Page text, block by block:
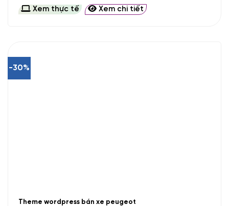
Xem thực tế Xem chi tiết
-30%
Theme wordpress bán xe peugeot